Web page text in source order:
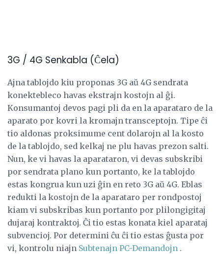
3G / 4G Senkabla (Ĉela)
Ajna tablojdo kiu proponas 3G aŭ 4G sendrata
konektebleco havas ekstrajn kostojn al ĝi.
Konsumantoj devos pagi pli da en la aparataro de la
aparato por kovri la kromajn transceptojn. Tipe ĉi
tio aldonas proksimume cent dolarojn al la kosto
de la tablojdo, sed kelkaj ne plu havas prezon salti.
Nun, ke vi havas la aparataron, vi devas subskribi
por sendrata plano kun portanto, ke la tablojdo
estas kongrua kun uzi ĝin en reto 3G aŭ 4G. Eblas
redukti la kostojn de la aparataro per rondpostoj
kiam vi subskribas kun portanto por plilongigitaj
dujaraj kontraktoj. Ĉi tio estas konata kiel aparataj
subvencioj. Por determini ĉu ĉi tio estas ĝusta por
vi, kontrolu niajn Subtenajn PC-Demandojn .